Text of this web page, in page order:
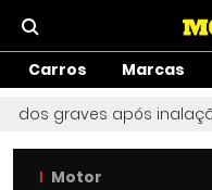
Carros Marcas
graves após
Motor